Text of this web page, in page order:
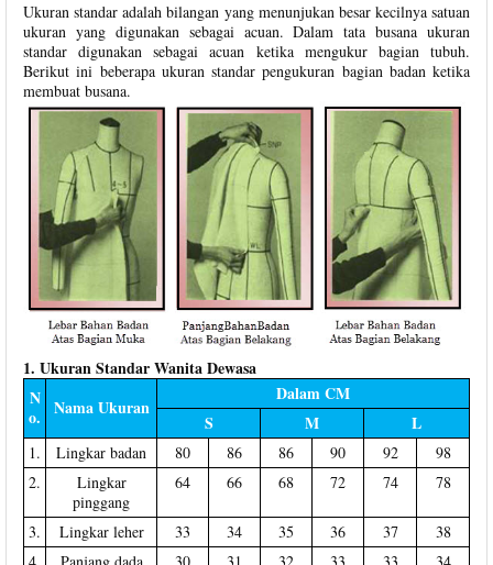
Ukuran standar adalah bilangan yang menunjukan besar kecilnya satuan
ukuran yang digunakan sebagai acuan. Dalam tata busana ukuran
standar digunakan sebagai acuan ketika mengukur bagian tubuh.
Berikut ini beberapa ukuran standar pengukuran bagian badan ketika
membuat busana.
1. Ukuran Standar Wanita Dewasa
N
o.
Nama Ukuran
Dalam CM
S
M L
1. Lingkar badan 80 86 86 90 92
98
2.
Lingkar
pinggang
64 66 68 72 74 78
3. Lingkar leher 33 34 35 36 37
38